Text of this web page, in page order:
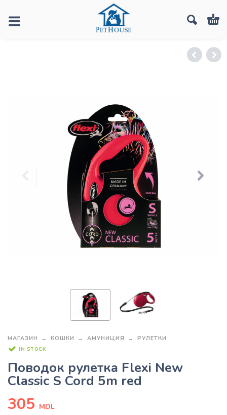
МАГАЗИН КОШКИ АМУНИЦИЯ РУЛЕТКИ
IN STOCK
Поводок рулетка Flexi New
Classic S Cord 5m red
305 MDL